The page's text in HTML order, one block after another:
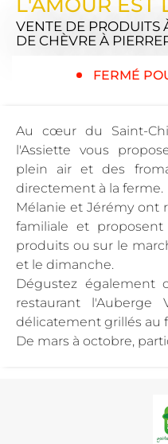
VENTE DE PRODUITS
DE CHÈVRE À
FERMÉ
Au cœur du Saint-
l'Assiette vous
plein air et des
directement à la ferme.
Mélanie et Jérémy ont
familiale et
produits ou sur le
et le dimanche.
Dégustez également
restaurant l'Auberge
délicatement grillés au
De mars à octobre,